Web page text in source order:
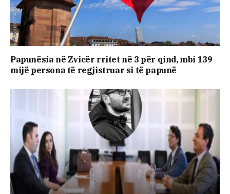
Papunësia në Zvicër rritet në 3 për qind, mbi 139
mijë persona të regjistruar si të papunë